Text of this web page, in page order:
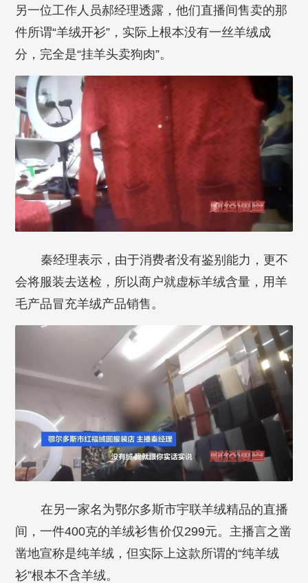
另一位工作人员郝经理透露，他们直播间售卖的那
件所谓“羊绒开衫”，实际上根本没有一丝羊绒成
分，完全是“挂羊头卖狗肉”。
秦经理表示，由于消费者没有鉴别能力，更不
会将服装去送检，所以商户就虚标羊绒含量，用羊
毛产品冒充羊绒产品销售。
在另一家名为鄂尔多斯市宇联羊绒精品的直播
间，一件400克的羊绒衫售价仅299元。主播言之凿
凿地宣称是纯羊绒，但实际上这款所谓的“纯羊绒
衫”根本不含羊绒。